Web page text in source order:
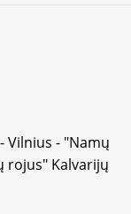
Vilnius - "Namų
rojus" Kalvarijų